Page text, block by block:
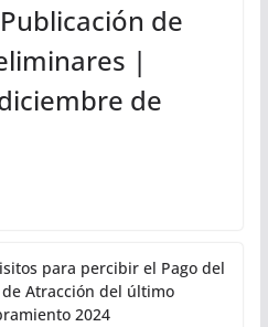
Publicación de
|
de
para percibir el Pago del
de Atracción del último
2024